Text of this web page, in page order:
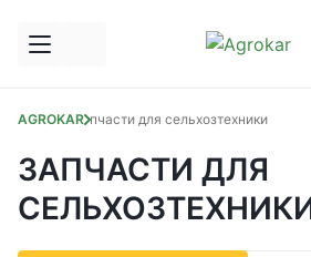
AGROKARЗапчасти для сельхозтехники
ЗАПЧАСТИ ДЛЯ